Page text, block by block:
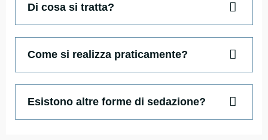
Di cosa si tratta?
Come si realizza praticamente?
Esistono altre forme di sedazione?